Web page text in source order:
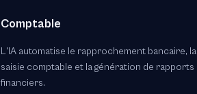
Comptable
L'IA automatise le rapprochement bancaire, la
saisie comptable et la génération de rapports
financiers.